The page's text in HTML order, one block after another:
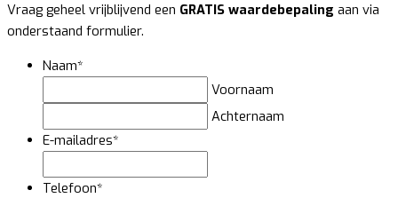
Vraag geheel vrijblijvend een GRATIS waardebepaling aan via
onderstaand formulier.
Naam*
Voornaam
Achternaam
E-mailadres*
Telefoon*